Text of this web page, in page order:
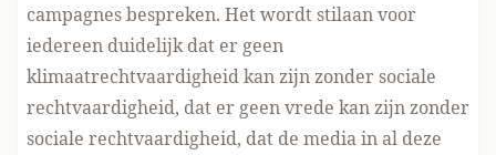
campagnes bespreken. Het wordt stilaan voor
iedereen duidelijk dat er geen
klimaatrechtvaardigheid kan zijn zonder sociale
rechtvaardigheid, dat er geen vrede kan zijn zonder
sociale rechtvaardigheid, dat de media in al deze